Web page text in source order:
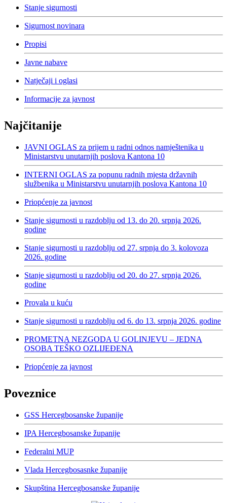
Stanje sigurnosti
Sigurnost novinara
Propisi
Javne nabave
Natječaji i oglasi
Informacije za javnost
Najčitanije
JAVNI OGLAS za prijem u radni odnos namještenika u
Ministarstvu unutarnjih poslova Kantona 10
INTERNI OGLAS za popunu radnih mjesta državnih
službenika u Ministarstvu unutarnjih poslova Kantona 10
Priopćenje za javnost
Stanje sigurnosti u razdoblju od 13. do 20. srpnja 2026.
godine
Stanje sigurnosti u razdoblju od 27. srpnja do 3. kolovoza
2026. godine
Stanje sigurnosti u razdoblju od 20. do 27. srpnja 2026.
godine
Provala u kuću
Stanje sigurnosti u razdoblju od 6. do 13. srpnja 2026. godine
PROMETNA NEZGODA U GOLINJEVU – JEDNA
OSOBA TEŠKO OZLIJEĐENA
Priopćenje za javnost
Poveznice
GSS Hercegbosanske županije
IPA Hercegbosanske županije
Federalni MUP
Vlada Hercegbosasnke županije
Skupština Hercegbosanske županije